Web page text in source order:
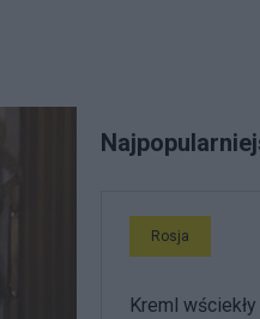
Rosja
Kreml